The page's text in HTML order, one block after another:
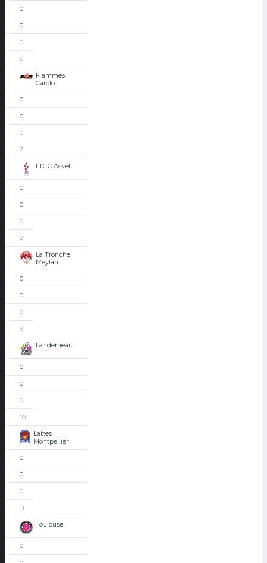
0
0
0
6
Flammes
Carolo
0
0
0
7
LDLC Asvel
0
0
0
8
La Tronche
Meylan
0
0
0
9
Landerneau
0
0
0
10
Lattes
Montpellier
0
0
0
11
Toulouse
0